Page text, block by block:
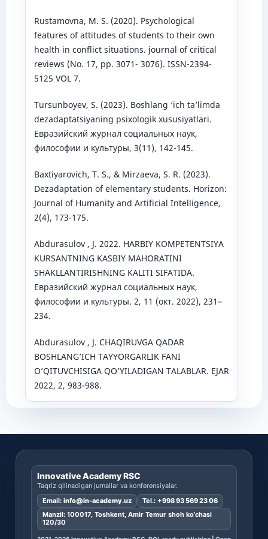
Rustamovna, M. S. (2020). Psychological
features of attitudes of students to their own
health in conflict situations. journal of critical
reviews (No. 17, pp. 3071- 3076). ISSN-2394-
5125 VOL 7.
Tursunboyev, S. (2023). Boshlang ‘ich ta’limda
dezadaptatsiyaning psixologik xususiyatlari.
Евразийский журнал социальных наук,
философии и культуры, 3(11), 142-145.
Baxtiyarovich, T. S., & Mirzaeva, S. R. (2023).
Dezadaptation of elementary students. Horizon:
Journal of Humanity and Artificial Intelligence,
2(4), 173-175.
Abdurasulov , J. 2022. HARBIY KOMPETENTSIYA
KURSANTNING KASBIY MAHORATINI
SHAKLLANTIRISHNING KALITI SIFATIDA.
Евразийский журнал социальных наук,
философии и культуры. 2, 11 (окт. 2022), 231–
234.
Abdurasulov , J. CHAQIRUVGA QADAR
BOSHLANGʼICH TAYYORGARLIK FANI
OʼQITUVCHISIGA QOʼYILADIGAN TALABLAR. EJAR
2022, 2, 983-988.
Innovative Academy RSC
Taqriz qilinadigan jurnallar va konferensiyalar.
Email: info@in-academy.uz Tel.: +998 93 569 23 06
Manzil: 100017, Toshkent, Amir Temur shoh ko’chasi
120/30